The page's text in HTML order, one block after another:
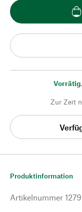
Vorrätig,
Zur Zeit
Produktinformation
Artikelnummer